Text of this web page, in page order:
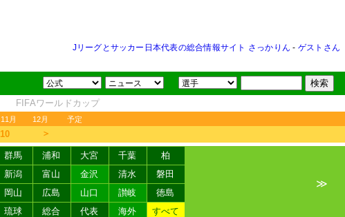
Jリーグとサッカー日本代表の総合情報サイト さっかりん - ゲストさん
FIFAワールドカップ
11月 12月 予定
10 ＞
群馬 浦和 大宮 千葉
柏
新潟 富山 金沢 清水
磐田
岡山 広島 山口 讃岐
徳島
琉球 総合 代表 海外 すべて
≫